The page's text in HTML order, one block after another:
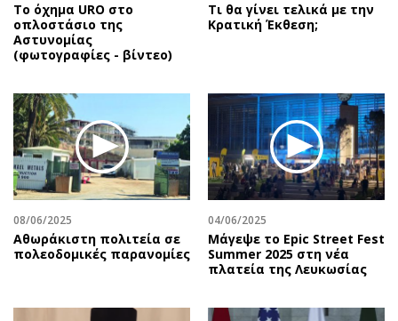
Το όχημα URO στο
οπλοστάσιο της
Αστυνομίας
(φωτογραφίες - βίντεο)
Τι θα γίνει τελικά με την
Κρατική Έκθεση;
08/06/2025
Αθωράκιστη πολιτεία σε
πολεοδομικές παρανομίες
04/06/2025
Μάγεψε το Epic Street Fest
Summer 2025 στη νέα
πλατεία της Λευκωσίας